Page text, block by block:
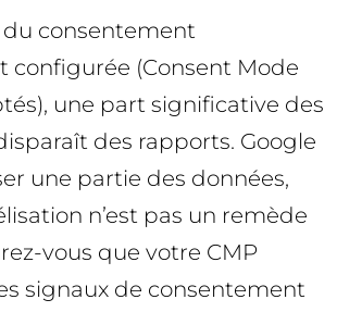
du consentement
configurée (Consent Mode
une part significative des
des rapports. Google
une partie des données,
n’est pas un remède
vous que votre CMP
signaux de consentement